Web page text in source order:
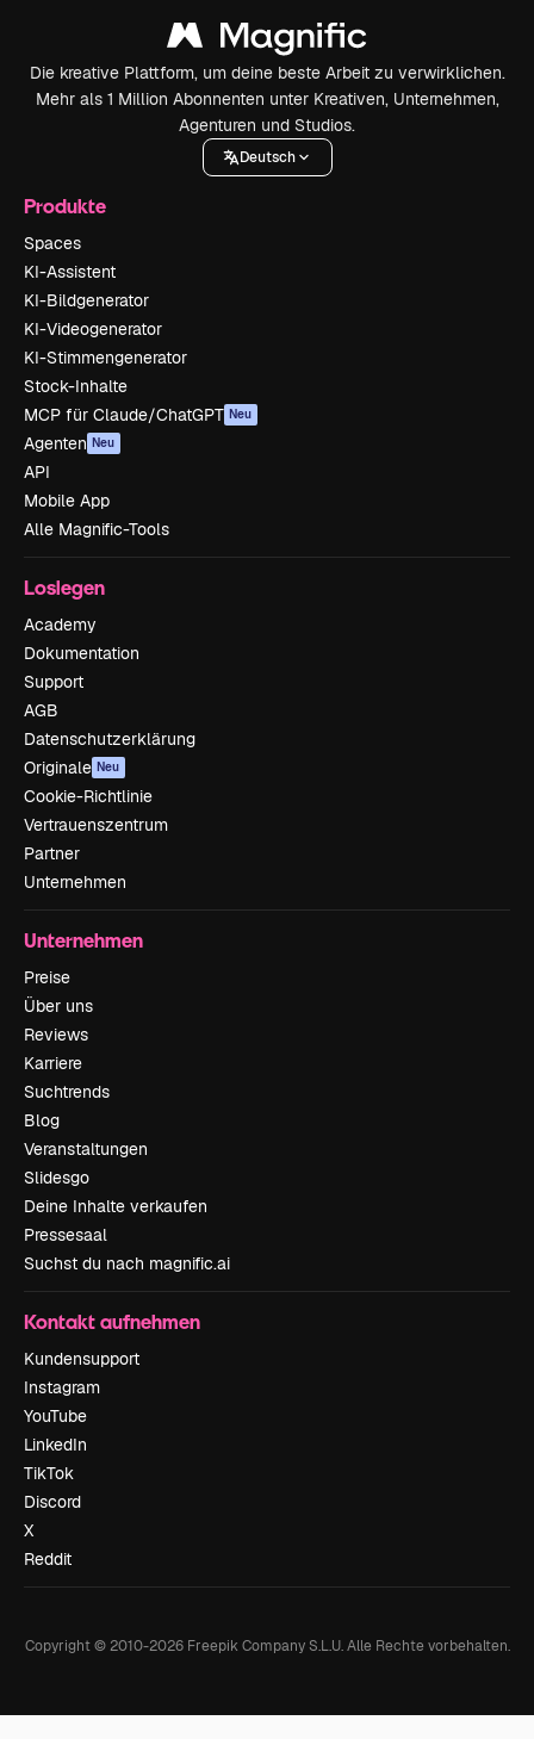
Die kreative Plattform, um deine beste Arbeit zu verwirklichen.
Mehr als 1 Million Abonnenten unter Kreativen, Unternehmen,
Agenturen und Studios.
Deutsch
Produkte
Spaces
KI-Assistent
KI-Bildgenerator
KI-Videogenerator
KI-Stimmengenerator
Stock-Inhalte
MCP für Claude/ChatGPT Neu
Agenten Neu
API
Mobile App
Alle Magnific-Tools
Loslegen
Academy
Dokumentation
Support
AGB
Datenschutzerklärung
Originale Neu
Cookie-Richtlinie
Vertrauenszentrum
Partner
Unternehmen
Unternehmen
Preise
Über uns
Reviews
Karriere
Suchtrends
Blog
Veranstaltungen
Slidesgo
Deine Inhalte verkaufen
Pressesaal
Suchst du nach magnific.ai
Kontakt aufnehmen
Kundensupport
Instagram
YouTube
LinkedIn
TikTok
Discord
X
Reddit
Copyright © 2010-2026Freepik Company S.L.U. Alle Rechte vorbehalten.